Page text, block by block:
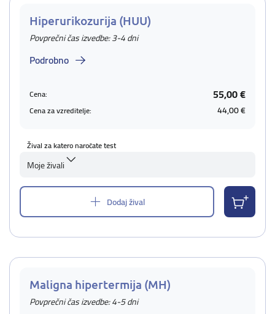
Hiperurikozurija (HUU)
Povprečni čas izvedbe: 3-4 dni
Podrobno
Cena: 55,00 €
Cena za vzreditelje: 44,00 €
Žival za katero naročate test
Moje živali
Dodaj žival
Maligna hipertermija (MH)
Povprečni čas izvedbe: 4-5 dni